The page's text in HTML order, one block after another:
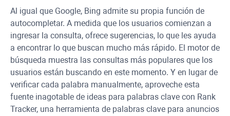
Al igual que Google, Bing admite su propia función de
autocompletar. A medida que los usuarios comienzan a
ingresar la consulta, ofrece sugerencias, lo que les ayuda
a encontrar lo que buscan mucho más rápido. El motor de
búsqueda muestra las consultas más populares que los
usuarios están buscando en este momento. Y en lugar de
verificar cada palabra manualmente, aproveche esta
fuente inagotable de ideas para palabras clave con Rank
Tracker, una herramienta de palabras clave para anuncios